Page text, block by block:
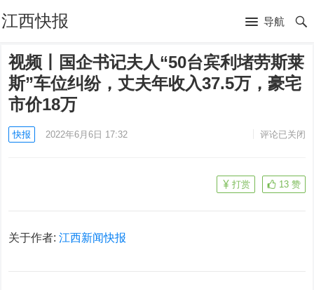
江西快报 导航
视频丨国企书记夫人“50台宾利堵劳斯莱
斯”车位纠纷，丈夫年收入37.5万，豪宅
市价18万
快报 2022年6月6日 17:32 评论已关闭
13 赞
打赏
关于作者:江西新闻快报